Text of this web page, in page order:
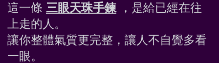
這一條 三眼天珠手鍊 ，是給已經在往
上走的人。
讓你整體氣質更完整，讓人不自覺多看
一眼。